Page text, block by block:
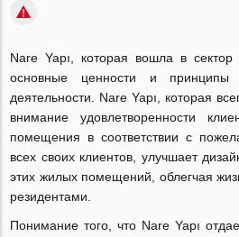
Nare Yapı, которая вошла в
основные ценности и
деятельности. Nare Yapı, которая
внимание удовлетворенности
помещения в соответствии с
всех своих клиентов, улучшает
этих жилых помещений, облегчая
резидентами.
Понимание того, что Nare Yapı